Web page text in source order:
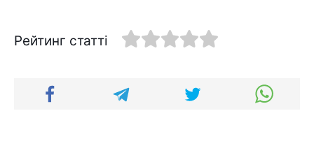
Рейтинг статті